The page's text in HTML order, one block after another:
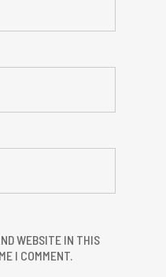
WEBSITE IN THIS
I COMMENT.